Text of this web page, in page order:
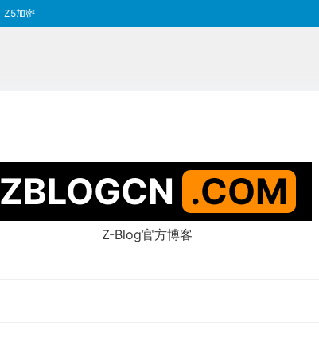
Z5加密
ZBLOGCN .COM
Z-Blog官方博客